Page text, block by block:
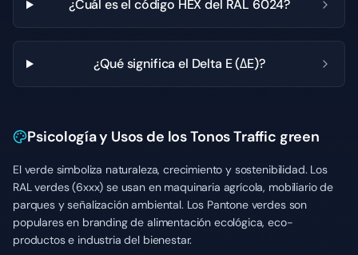
¿Cuál es el código HEX del RAL 6024?
¿Qué significa el Delta E (ΔE)?
Psicología y Usos de los Tonos Traffic green
El verde simboliza naturaleza, crecimiento y sostenibilidad. Los
RAL verdes (6xxx) se usan en maquinaria agrícola, mobiliario de
parques y señalización ambiental. Los Pantone verdes son
populares en branding de alimentación ecológica, eco-
productos e industria del bienestar.